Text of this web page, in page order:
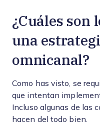
¿Cuáles son
una
omnicanal?
Como has visto, se
que intentan
Incluso algunas de las
hacen del todo bien.